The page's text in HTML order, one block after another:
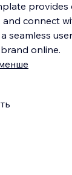
connect
seamless
online.